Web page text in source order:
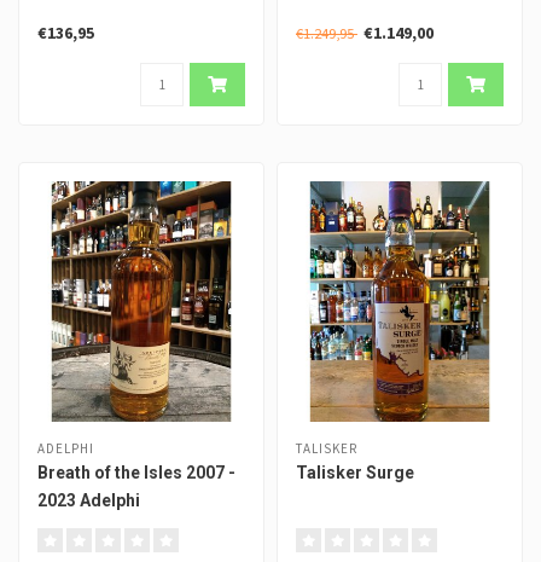
€136,95 €1.249,95 €1.149,00
ADELPHI
Breath of the Isles 2007 -
2023 Adelphi
TALISKER
Talisker Surge